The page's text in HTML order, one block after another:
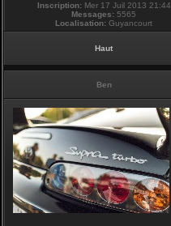
Inscription:Mer 17 Juil 2013 21:44
Messages: 5565
Localisation: Guyancourt
Haut
Ben